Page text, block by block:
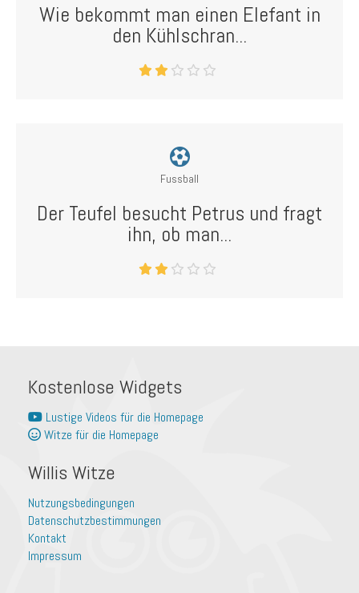
Wie bekommt man einen Elefant in
den Kühlschran...
Fussball
Der Teufel besucht Petrus und fragt
ihn, ob man...
Kostenlose Widgets
Lustige Videos für die Homepage
Witze für die Homepage
Willis Witze
Nutzungsbedingungen
Datenschutzbestimmungen
Kontakt
Impressum